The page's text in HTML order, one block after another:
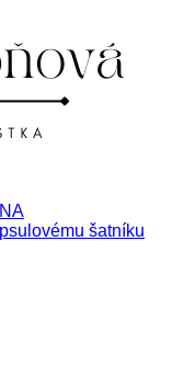
šatníku